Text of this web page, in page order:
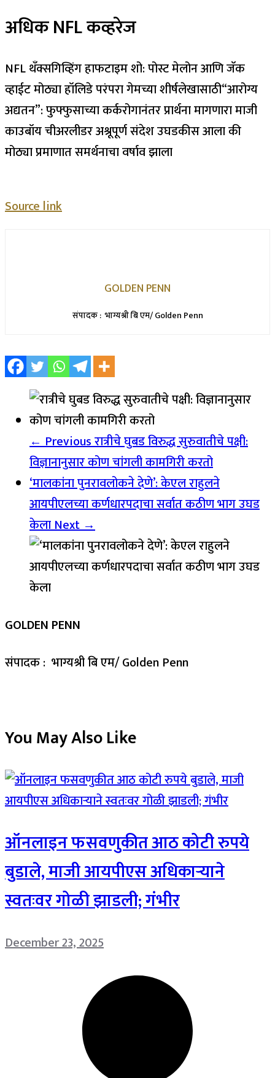
अधिक NFL कव्हरेज
NFL थँक्सगिव्हिंग हाफटाइम शो: पोस्ट मेलोन आणि जॅक
व्हाईट मोठ्या हॉलिडे परंपरा गेमच्या शीर्षलेखासाठी“आरोग्य
अद्यतन”: फुफ्फुसाच्या कर्करोगानंतर प्रार्थना मागणारा माजी
काउबॉय चीअरलीडर अश्रूपूर्ण संदेश उघडकीस आला की
मोठ्या प्रमाणात समर्थनाचा वर्षाव झाला
Source link
GOLDEN PENN
संपादक : भाग्यश्री बि एम/ Golden Penn
← Previousरात्रीचे घुबड विरुद्ध सुरुवातीचे पक्षी:
विज्ञानानुसार कोण चांगली कामगिरी करतो
‘मालकांना पुनरावलोकने देणे’: केएल राहुलने
आयपीएलच्या कर्णधारपदाचा सर्वात कठीण भाग उघड
केलाNext →
GOLDEN PENN
संपादक : भाग्यश्री बि एम/ Golden Penn
You May Also Like
ऑनलाइन फसवणुकीत आठ कोटी रुपये
बुडाले, माजी आयपीएस अधिकाऱ्याने
स्वतःवर गोळी झाडली; गंभीर
December 23, 2025